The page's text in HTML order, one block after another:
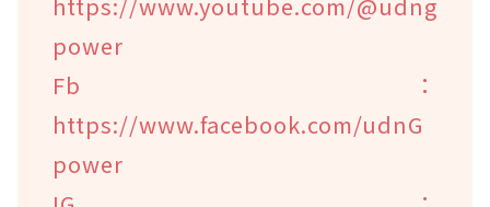
power
Fb：
https://www.facebook.com/udnG
power